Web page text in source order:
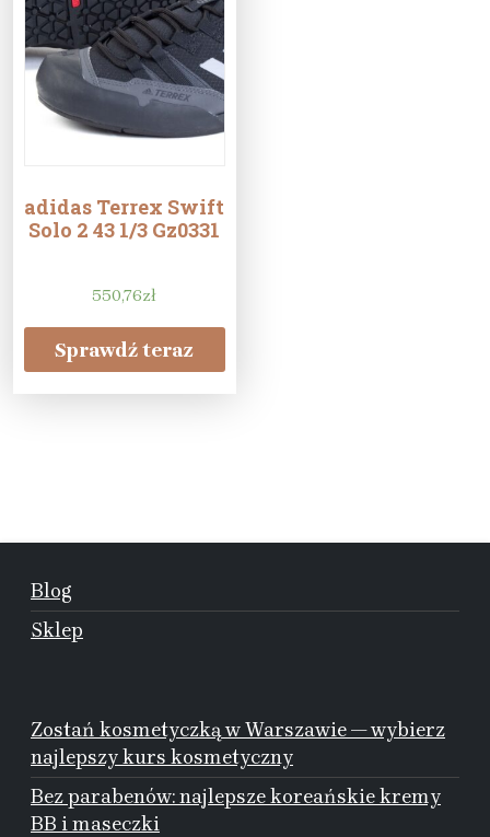
adidas Terrex Swift
Solo 2 43 1/3 Gz0331
550,76zł
Sprawdź teraz
Blog
Sklep
Zostań kosmetyczką w Warszawie — wybierz
najlepszy kurs kosmetyczny
Bez parabenów: najlepsze koreańskie kremy
BB i maseczki